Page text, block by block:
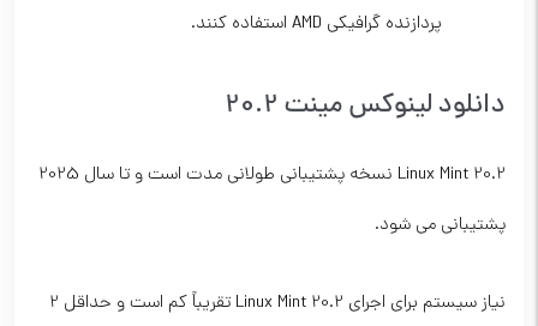
پردازنده گرافیکی AMD استفاده کنند.
دانلود لینوکس مینت 20.2
Linux Mint 20.2 نسخه پشتیبانی طولانی مدت است و تا سال 2025
پشتیبانی می شود.
نیاز سیستم برای اجرای Linux Mint 20.2 تقریباً کم است و حداقل 2